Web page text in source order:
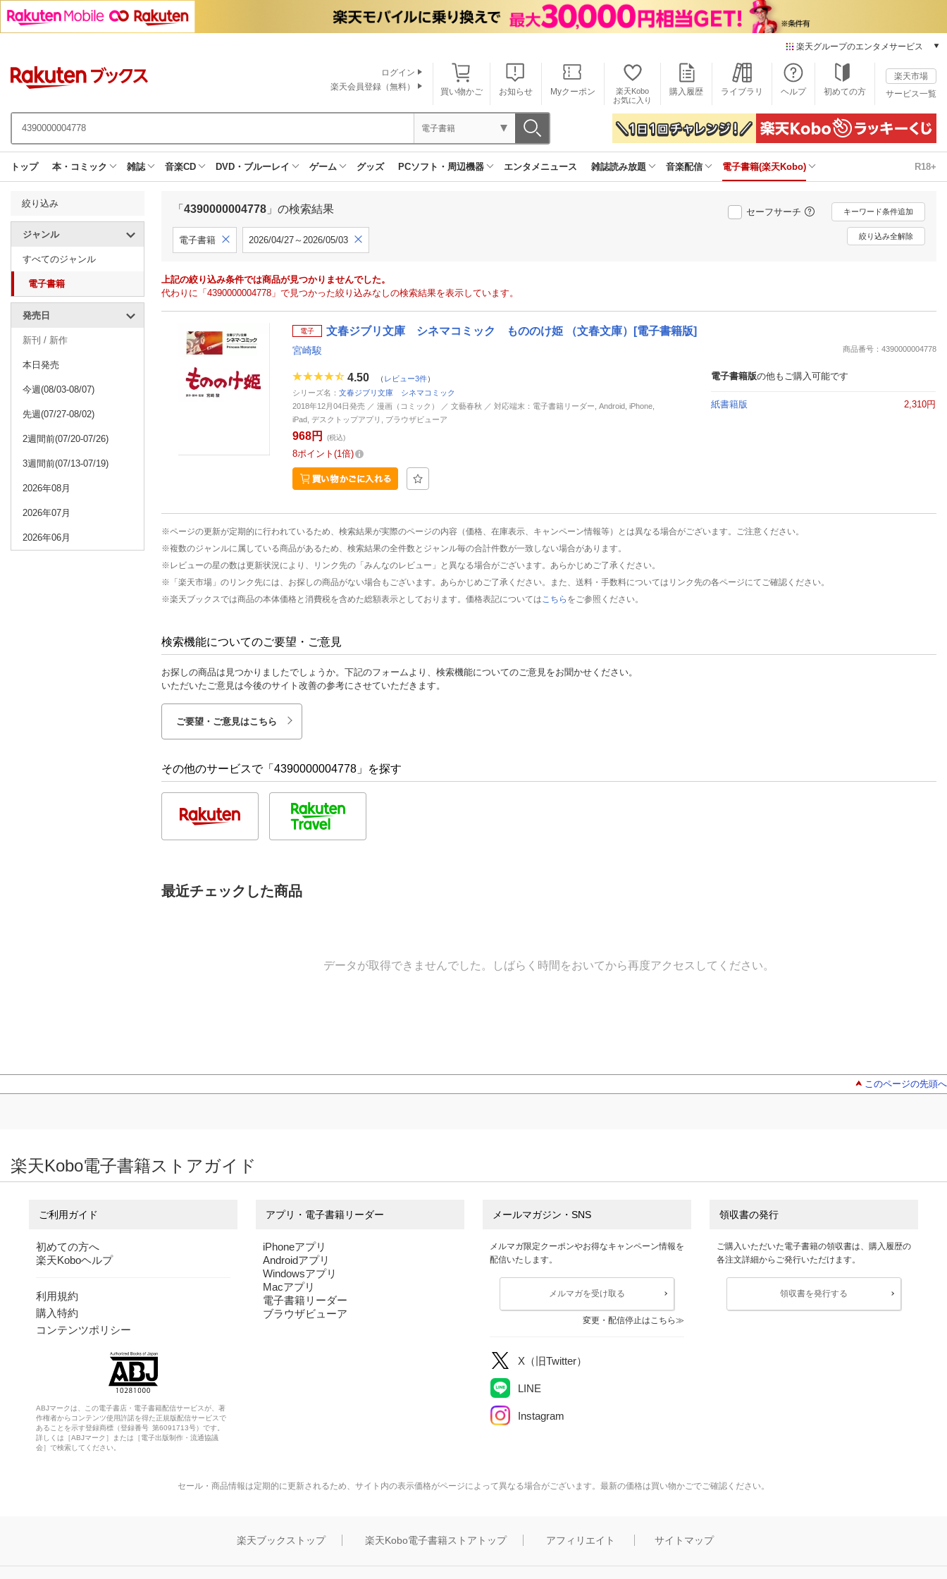
楽天グループのエンタメサービス
本/ゲーム/CD/DVD
楽天ブックス
電子書籍
楽天Kobo
雑誌読み放題
楽天ミュージック
動画配信
楽天TV
動画配信ガイド
推し楽
買い物かご お知らせ Myクーポン
楽天Kobo
お気に入り
購入履歴 ライブラリ ヘルプ 初めての方
楽天市場
サービス一覧
ログイン
楽天会員登録（無料）
電子書籍
トップ 本・コミック 雑誌 音楽CD DVD・ブルーレイ ゲーム グッズ PCソフト・周辺機器 エンタメニュース 雑誌読み放題 音楽配信 電子書籍(楽天Kobo) R18+
絞り込み
ジャンル
すべてのジャンル
電子書籍
発売日
新刊 / 新作
本日発売
今週(08/03-08/07)
先週(07/27-08/02)
2週間前(07/20-07/26)
3週間前(07/13-07/19)
2026年08月
2026年07月
2026年06月
「 4390000004778 」の検索結果 セーフサーチ キーワード条件追加
電子書籍 2026/04/27～2026/05/03 絞り込み全解除
上記の絞り込み条件では商品が見つかりませんでした。
代わりに「4390000004778」で見つかった絞り込みなしの検索結果を表示しています。
電子 文春ジブリ文庫 シネマコミック もののけ姫 （文春文庫）[電子書籍版]
宮崎駿 商品番号：4390000004778
4.50 （ レビュー3件）
シリーズ名： 文春ジブリ文庫 シネマコミック
2018年12月04日発売 ／ 漫画（コミック） ／ 文藝春秋 ／ 対応端末：電子書籍リーダー, Android, iPhone,
iPad, デスクトップアプリ, ブラウザビューア
968円 (税込)
8ポイント 1倍
電子書籍版の他もご購入可能です
紙書籍版 2,310円
※ページの更新が定期的に行われているため、検索結果が実際のページの内容（価格、在庫表示、キャンペーン情報等）とは異なる場合がございます。ご注意ください。
※複数のジャンルに属している商品があるため、検索結果の全件数とジャンル毎の合計件数が一致しない場合があります。
※レビューの星の数は更新状況により、リンク先の「みんなのレビュー」と異なる場合がございます。あらかじめご了承ください。
※「楽天市場」のリンク先には、お探しの商品がない場合もございます。あらかじめご了承ください。また、送料・手数料についてはリンク先の各ページにてご確認ください。
※楽天ブックスでは商品の本体価格と消費税を含めた総額表示としております。価格表記については こちら をご参照ください。
検索機能についてのご要望・ご意見
お探しの商品は見つかりましたでしょうか。下記のフォームより、検索機能についてのご意見をお聞かせください。
いただいたご意見は今後のサイト改善の参考にさせていただきます。
ご要望・ご意見はこちら
その他のサービスで「4390000004778」を探す
最近チェックした商品
データが取得できませんでした。しばらく時間をおいてから再度アクセスしてください。
このページの先頭へ
楽天Kobo電子書籍ストアガイド
ご利用ガイド
初めての方へ
楽天Koboヘルプ
利用規約
購入特約
コンテンツポリシー
ABJマークは、この電子書店・電子書籍配信サービスが、著
作権者からコンテンツ使用許諾を得た正規版配信サービスで
あることを示す登録商標（登録番号 第6091713号）です。
詳しくは［ABJマーク］または［電子出版制作・流通協議
会］で検索してください。
アプリ・電子書籍リーダー
iPhoneアプリ
Androidアプリ
Windowsアプリ
Macアプリ
電子書籍リーダー
ブラウザビューア
メールマガジン・SNS
メルマガ限定クーポンやお得なキャンペーン情報を
配信いたします。
メルマガを受け取る
変更・配信停止はこちら
X（旧Twitter）
LINE
Instagram
領収書の発行
ご購入いただいた電子書籍の領収書は、購入履歴の
各注文詳細からご発行いただけます。
領収書を発行する
セール・商品情報は定期的に更新されるため、サイト内の表示価格がページによって異なる場合がございます。最新の価格は買い物かごでご確認ください。
楽天ブックストップ 楽天Kobo電子書籍ストアトップ アフィリエイト サイトマップ